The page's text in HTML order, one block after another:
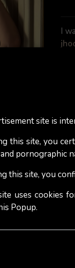
I
site is
this site, you
pornographic
this site, you
uses cookies
Popup.